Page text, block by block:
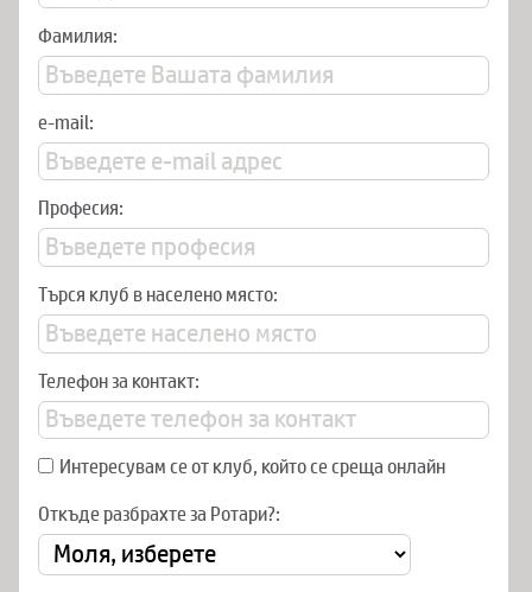
Фамилия:
e-mail:
Професия:
Търся клуб в населено място:
Телефон за контакт:
Интересувам се от клуб, който се среща онлайн
Откъде разбрахте за Ротари?: